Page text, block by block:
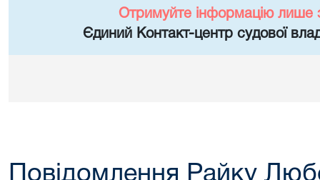
Отримуйте інформацію лише
Єдиний Контакт-центр судової
Повідомлення Райку